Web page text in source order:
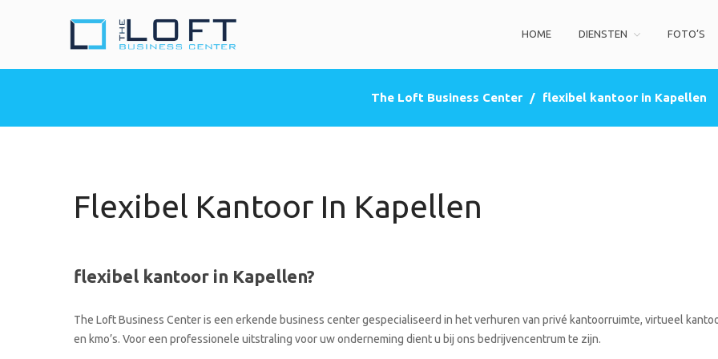
HOME DIENSTEN FOTO’S
The Loft Business Center / flexibel kantoor in Kapellen
Flexibel Kantoor In Kapellen
flexibel kantoor in Kapellen?
The Loft Business Center is een erkende business center gespecialiseerd in het verhuren van privé kantoorruimte, virtueel
en kmo’s. Voor een professionele uitstraling voor uw onderneming dient u bij ons bedrijvencentrum te zijn.